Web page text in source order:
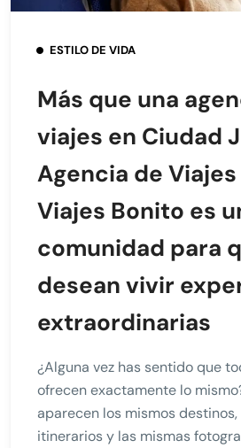
ESTILO DE VIDA
Más que una
viajes en Ciudad
Agencia de Viajes
Viajes Bonito es
comunidad para
desean vivir
extraordinarias
¿Alguna vez has sentido que
ofrecen exactamente lo
aparecen los mismos
itinerarios y las mismas